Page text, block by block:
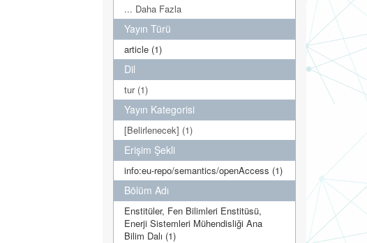
... Daha Fazla
Yayın Türü
article (1)
Dil
tur (1)
Yayın Kategorisi
[Belirlenecek] (1)
Erişim Şekli
info:eu-repo/semantics/openAccess (1)
Bölüm Adı
Enstitüler, Fen Bilimleri Enstitüsü,
Enerji Sistemleri Mühendisliği Ana
Bilim Dalı (1)